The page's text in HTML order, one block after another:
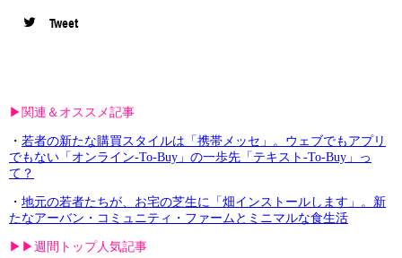
Tweet
▶︎関連＆オススメ記事
・ 若者の新たな購買スタイルは「携帯メッセ」。ウェブでもアプリ
でもない「オンライン-To-Buy」の一歩先「テキスト-To-Buy」っ
て？
・ 地元の若者たちが、お宅の芝生に「畑インストールします」。新
たなアーバン・コミュニティ・ファームとミニマルな食生活
▶︎▶︎週間トップ人気記事